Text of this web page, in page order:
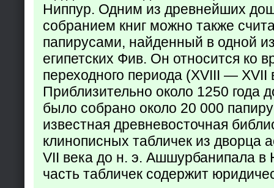
Ниппур. Одним из древнейших
собранием книг можно также
папирусами, найденный в одной
египетских Фив. Он относится ко
переходного периода (XVIII — XVII
Приблизительно около 1250 года
было собрано около 20 000
известная древневосточная
клинописных табличек из дворца
VII века до н. э. Ашшурбанипала в
часть табличек содержит